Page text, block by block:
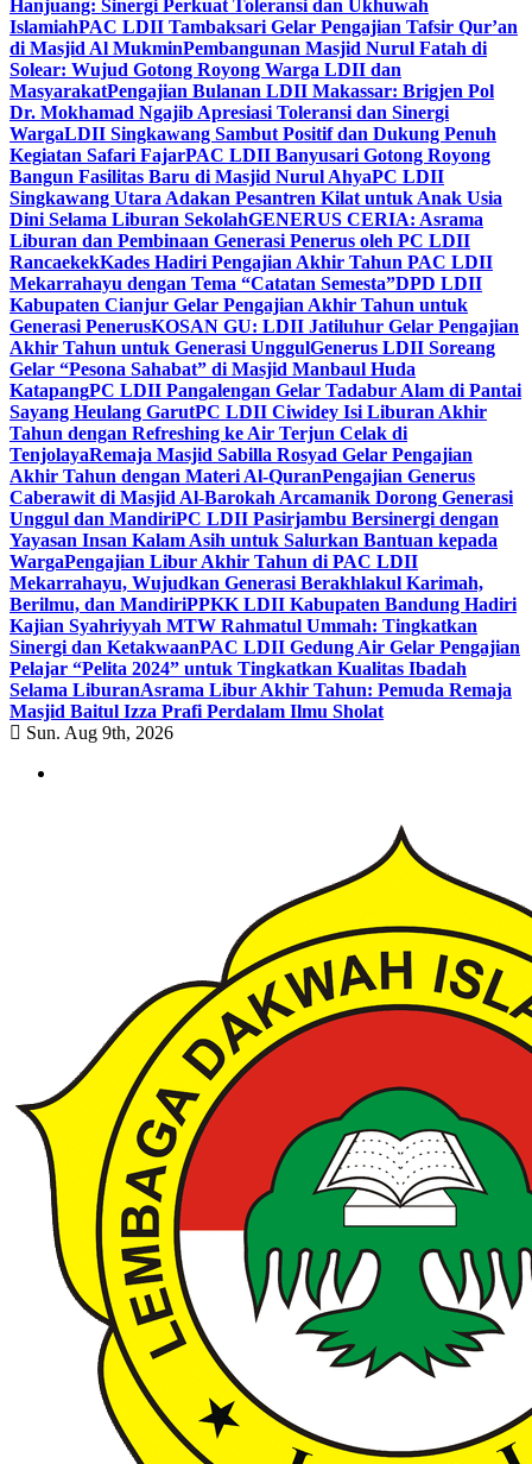
Hanjuang: Sinergi Perkuat Toleransi dan Ukhuwah
IslamiahPAC LDII Tambaksari Gelar Pengajian Tafsir Qur’an
di Masjid Al MukminPembangunan Masjid Nurul Fatah di
Solear: Wujud Gotong Royong Warga LDII dan
MasyarakatPengajian Bulanan LDII Makassar: Brigjen Pol
Dr. Mokhamad Ngajib Apresiasi Toleransi dan Sinergi
WargaLDII Singkawang Sambut Positif dan Dukung Penuh
Kegiatan Safari FajarPAC LDII Banyusari Gotong Royong
Bangun Fasilitas Baru di Masjid Nurul AhyaPC LDII
Singkawang Utara Adakan Pesantren Kilat untuk Anak Usia
Dini Selama Liburan SekolahGENERUS CERIA: Asrama
Liburan dan Pembinaan Generasi Penerus oleh PC LDII
RancaekekKades Hadiri Pengajian Akhir Tahun PAC LDII
Mekarrahayu dengan Tema “Catatan Semesta”DPD LDII
Kabupaten Cianjur Gelar Pengajian Akhir Tahun untuk
Generasi PenerusKOSAN GU: LDII Jatiluhur Gelar Pengajian
Akhir Tahun untuk Generasi UnggulGenerus LDII Soreang
Gelar “Pesona Sahabat” di Masjid Manbaul Huda
KatapangPC LDII Pangalengan Gelar Tadabur Alam di Pantai
Sayang Heulang GarutPC LDII Ciwidey Isi Liburan Akhir
Tahun dengan Refreshing ke Air Terjun Celak di
TenjolayaRemaja Masjid Sabilla Rosyad Gelar Pengajian
Akhir Tahun dengan Materi Al-QuranPengajian Generus
Caberawit di Masjid Al-Barokah Arcamanik Dorong Generasi
Unggul dan MandiriPC LDII Pasirjambu Bersinergi dengan
Yayasan Insan Kalam Asih untuk Salurkan Bantuan kepada
WargaPengajian Libur Akhir Tahun di PAC LDII
Mekarrahayu, Wujudkan Generasi Berakhlakul Karimah,
Berilmu, dan MandiriPPKK LDII Kabupaten Bandung Hadiri
Kajian Syahriyyah MTW Rahmatul Ummah: Tingkatkan
Sinergi dan KetakwaanPAC LDII Gedung Air Gelar Pengajian
Pelajar “Pelita 2024” untuk Tingkatkan Kualitas Ibadah
Selama LiburanAsrama Libur Akhir Tahun: Pemuda Remaja
Masjid Baitul Izza Prafi Perdalam Ilmu Sholat
Sun. Aug 9th, 2026